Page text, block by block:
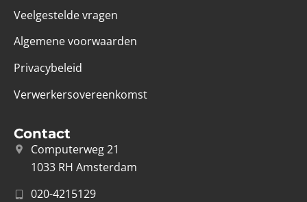
Veelgestelde vragen
Algemene voorwaarden
Privacybeleid
Verwerkersovereenkomst
Contact
Computerweg 21
1033 RH Amsterdam
020-4215129